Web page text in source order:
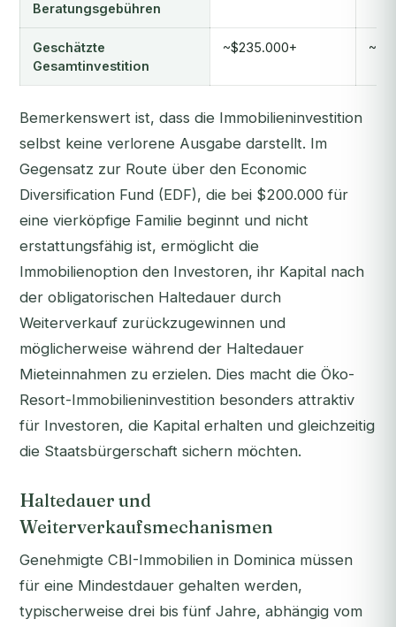
Beratungsgebühren
Geschätzte
Gesamtinvestition
~$235.000+
Bemerkenswert ist, dass die Immobilieninvestition
selbst keine verlorene Ausgabe darstellt. Im
Gegensatz zur Route über den Economic
Diversification Fund (EDF), die bei $200.000 für
eine vierköpfige Familie beginnt und nicht
erstattungsfähig ist, ermöglicht die
Immobilienoption den Investoren, ihr Kapital nach
der obligatorischen Haltedauer durch
Weiterverkauf zurückzugewinnen und
möglicherweise während der Haltedauer
Mieteinnahmen zu erzielen. Dies macht die Öko-
Resort-Immobilieninvestition besonders attraktiv
für Investoren, die Kapital erhalten und gleichzeitig
die Staatsbürgerschaft sichern möchten.
Haltedauer und
Weiterverkaufsmechanismen
Genehmigte CBI-Immobilien in Dominica müssen
für eine Mindestdauer gehalten werden,
typischerweise drei bis fünf Jahre, abhängig vom